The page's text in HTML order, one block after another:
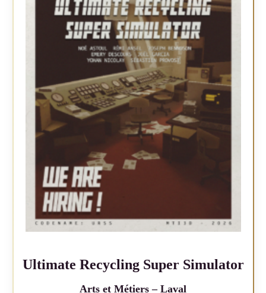
Ultimate Recycling Super Simulator
Arts et Métiers – Laval